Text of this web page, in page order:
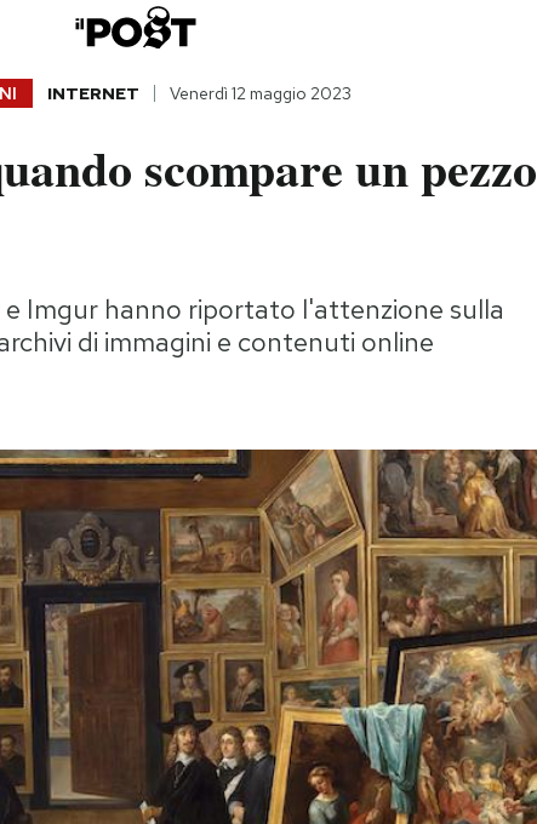
INTERNET Venerdì 12 maggio 2023
scompare un pezzo
Imgur hanno riportato l'attenzione sulla
di immagini e contenuti online